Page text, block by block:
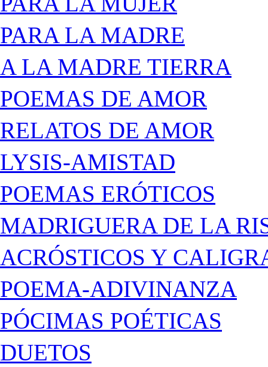
PARA LA MADRE
A LA MADRE TIERRA
POEMAS DE AMOR
RELATOS DE AMOR
LYSIS-AMISTAD
POEMAS ERÓTICOS
MADRIGUERA DE LA
ACRÓSTICOS Y
POEMA-ADIVINANZA
PÓCIMAS POÉTICAS
DUETOS